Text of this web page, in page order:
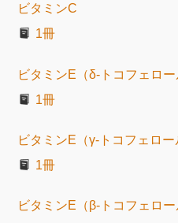
ビタミンC
1冊
ビタミンE（δ-トコフェロー
1冊
ビタミンE（γ-トコフェロー
1冊
ビタミンE（β-トコフェロー